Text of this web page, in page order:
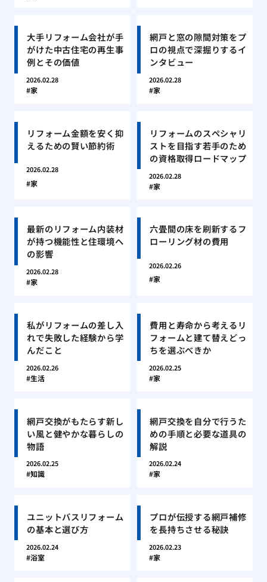
大手リフォーム会社が手
がけた中古住宅の再生事
例とその価値
2026.02.28
家
網戸と窓の隙間対策をプ
ロの視点で深掘りするイ
ンタビュー
2026.02.28
家
リフォーム金額を安く抑
えるための賢い節約術
2026.02.28
家
リフォームのスペシャリ
ストを目指す若手のため
の資格取得ロードマップ
2026.02.28
家
最新のリフォーム内装材
が持つ機能性と住環境へ
の影響
2026.02.28
家
六畳間の床を刷新するフ
ローリング材の費用
2026.02.26
家
私がリフォームの差し入
れで失敗した経験から学
んだこと
2026.02.26
生活
費用と寿命から考えるリ
フォームと建て替えどっ
ちを選ぶべきか
2026.02.25
家
網戸交換がもたらす新し
い風と健やかな暮らしの
物語
2026.02.25
知識
網戸交換を自分で行うた
めの手順と必要な道具の
解説
2026.02.24
家
ユニットバスリフォーム
の基本と選び方
2026.02.24
浴室
プロが伝授する網戸補修
を長持ちさせる秘訣
2026.02.23
家